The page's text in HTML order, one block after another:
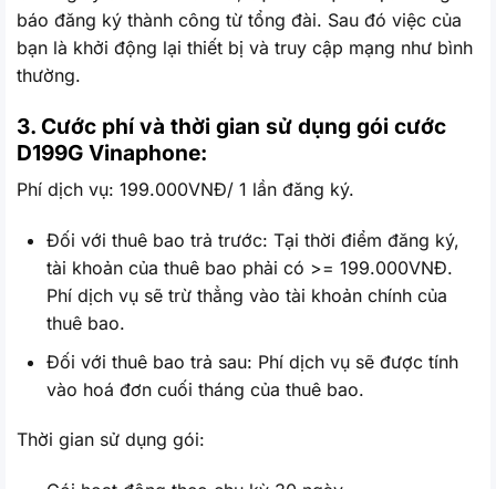
báo đăng ký thành công từ tổng đài. Sau đó việc của
bạn là khởi động lại thiết bị và truy cập mạng như bình
thường.
3. Cước phí và thời gian sử dụng gói cước
D199G Vinaphone:
Phí dịch vụ: 199.000VNĐ/ 1 lần đăng ký.
Đối với thuê bao trả trước: Tại thời điểm đăng ký,
tài khoản của thuê bao phải có >= 199.000VNĐ.
Phí dịch vụ sẽ trừ thẳng vào tài khoản chính của
thuê bao.
Đối với thuê bao trả sau: Phí dịch vụ sẽ được tính
vào hoá đơn cuối tháng của thuê bao.
Thời gian sử dụng gói: